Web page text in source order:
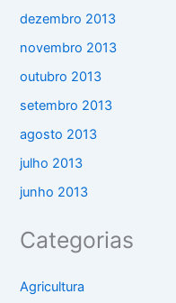
dezembro 2013
novembro 2013
outubro 2013
setembro 2013
agosto 2013
julho 2013
junho 2013
Categorias
Agricultura